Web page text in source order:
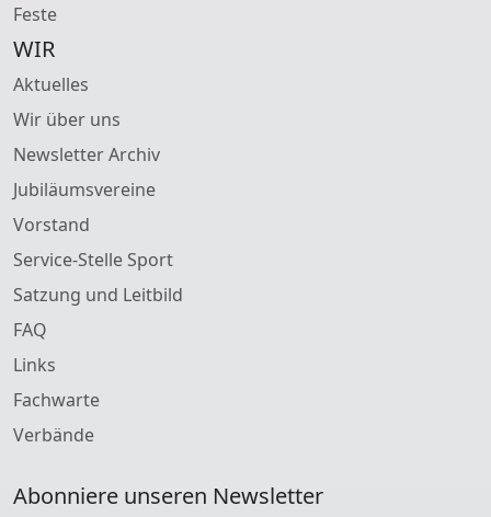
Feste
WIR
Aktuelles
Wir über uns
Newsletter Archiv
Jubiläumsvereine
Vorstand
Service-Stelle Sport
Satzung und Leitbild
FAQ
Links
Fachwarte
Verbände
Abonniere unseren Newsletter